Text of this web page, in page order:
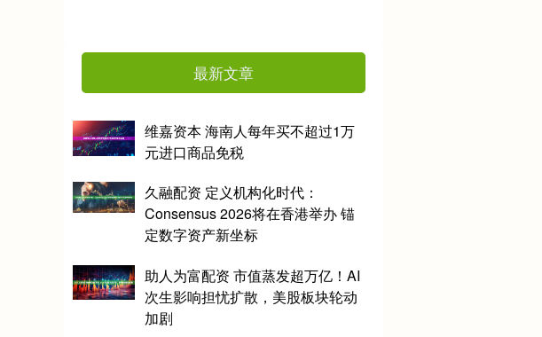
最新文章
维嘉资本 海南人每年买不超过1万
元进口商品免税
久融配资 定义机构化时代：
Consensus 2026将在香港举办 锚
定数字资产新坐标
助人为富配资 市值蒸发超万亿！AI
次生影响担忧扩散，美股板块轮动
加剧